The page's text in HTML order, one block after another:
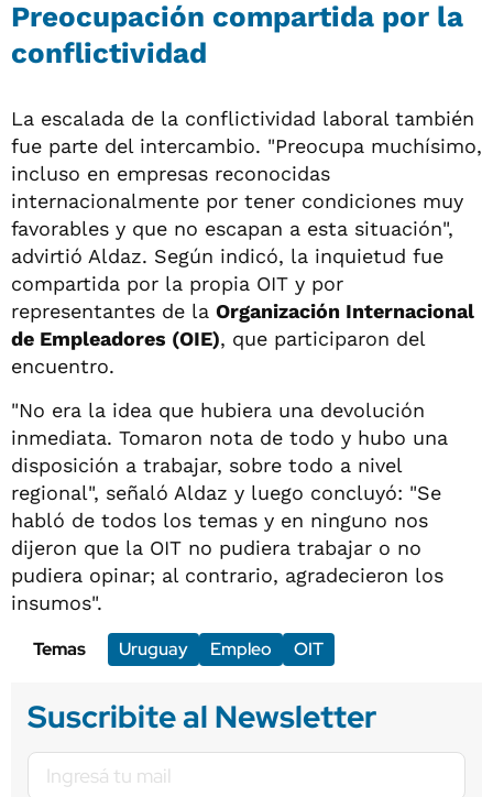
Preocupación compartida por la
conflictividad
La escalada de la conflictividad laboral también
fue parte del intercambio. "Preocupa muchísimo,
incluso en empresas reconocidas
internacionalmente por tener condiciones muy
favorables y que no escapan a esta situación",
advirtió Aldaz. Según indicó, la inquietud fue
compartida por la propia OIT y por
representantes de la Organización Internacional
de Empleadores (OIE), que participaron del
encuentro.
"No era la idea que hubiera una devolución
inmediata. Tomaron nota de todo y hubo una
disposición a trabajar, sobre todo a nivel
regional", señaló Aldaz y luego concluyó: "Se
habló de todos los temas y en ninguno nos
dijeron que la OIT no pudiera trabajar o no
pudiera opinar; al contrario, agradecieron los
insumos".
Temas
Uruguay Empleo OIT
Suscribite al Newsletter